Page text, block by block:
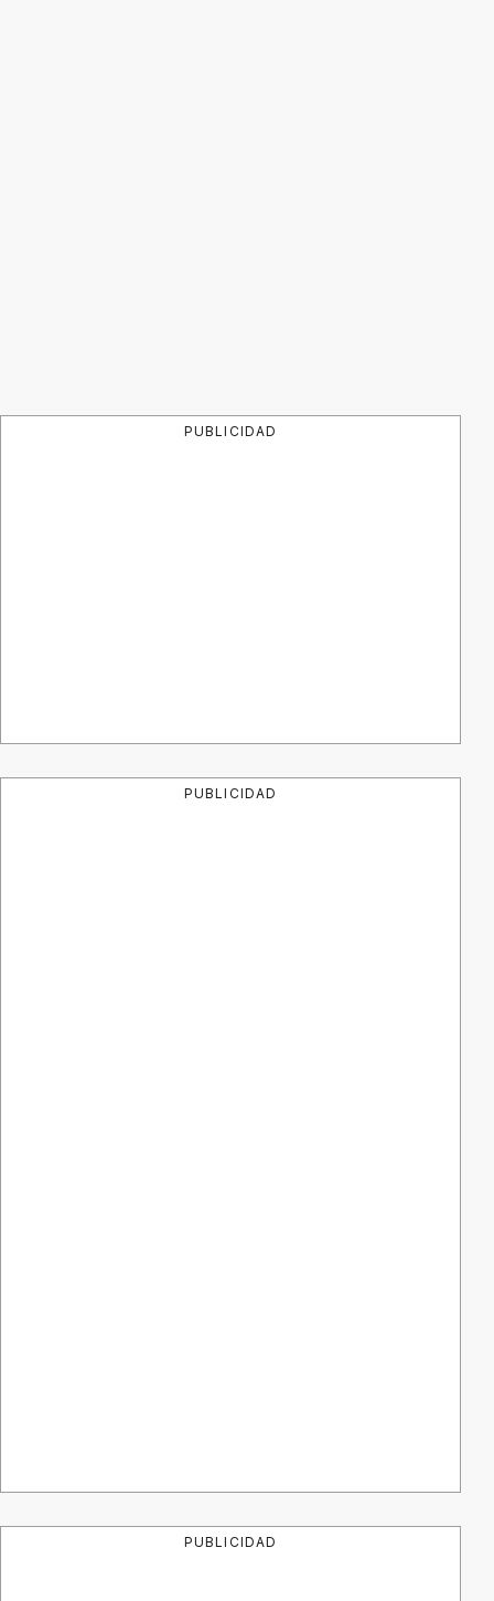
PUBLICIDAD
PUBLICIDAD
PUBLICIDAD